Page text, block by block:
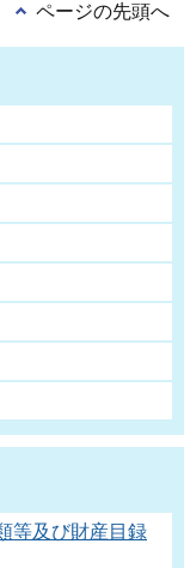
ページの先頭へ
等及び財産目録